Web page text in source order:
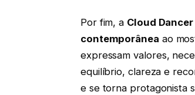
Por fim, a Cloud
contemporânea ao
expressam valores,
equilíbrio, clareza e
e se torna protagonista